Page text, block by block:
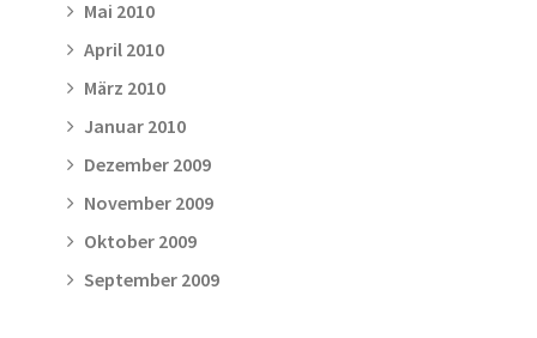
Mai 2010
April 2010
März 2010
Januar 2010
Dezember 2009
November 2009
Oktober 2009
September 2009